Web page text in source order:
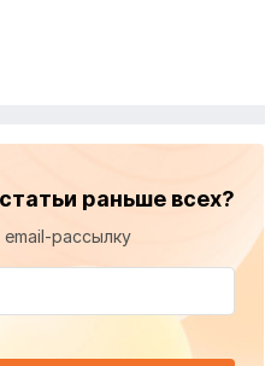
раньше всех?
рассылку